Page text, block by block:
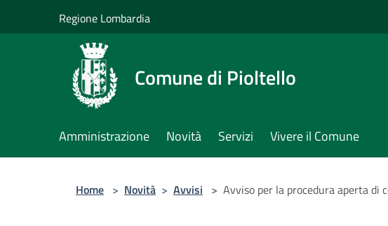
Regione Lombardia
Comune di Pioltello
Amministrazione Novità Servizi Vivere il Comune
Home > Novità > Avvisi > Avviso per la procedura aperta di